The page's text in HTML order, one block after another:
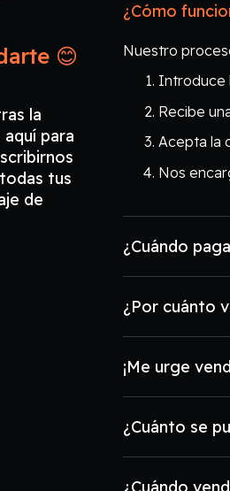
😊
la
para
tus
de
¿Cómo
Nuestro
Introduce
Recibe
Acepta la
Nos
¿Cuándo
¿Por cuánto
¡Me urge
¿Cuánto se